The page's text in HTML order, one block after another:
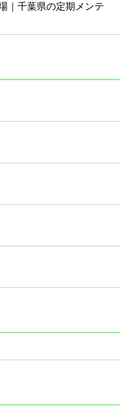
｜千葉県の定期メンテ